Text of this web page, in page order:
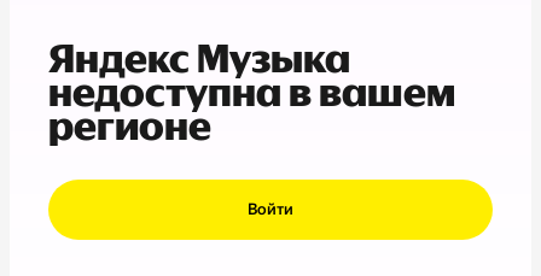
Яндекс Музыка
недоступна в вашем
регионе
Войти